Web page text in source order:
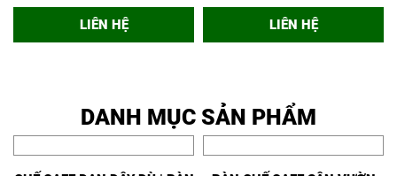
LIÊN HỆ
XEM NHANH MUA NGAY
GHẾ CAFE ĐAN NHỰA GIẢ
MÂY GCF02443
XEM NHANH MUA NGAY
GHẾ CAFE NHỰA GIẢ MÂY
GCF02444